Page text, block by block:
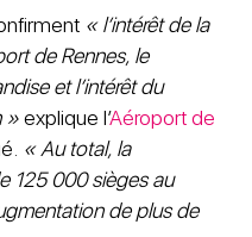
« l’intérêt de la
de Rennes, le
et l’intérêt du
»explique l’Aéroport de
« Au total, la
125 000 sièges au
de plus de